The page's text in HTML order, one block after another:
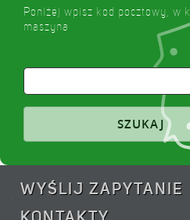
Poniżej wpisz kod pocztowy, w
maszyna
SZUKAJ
WYŚLIJ ZAPYTANIE